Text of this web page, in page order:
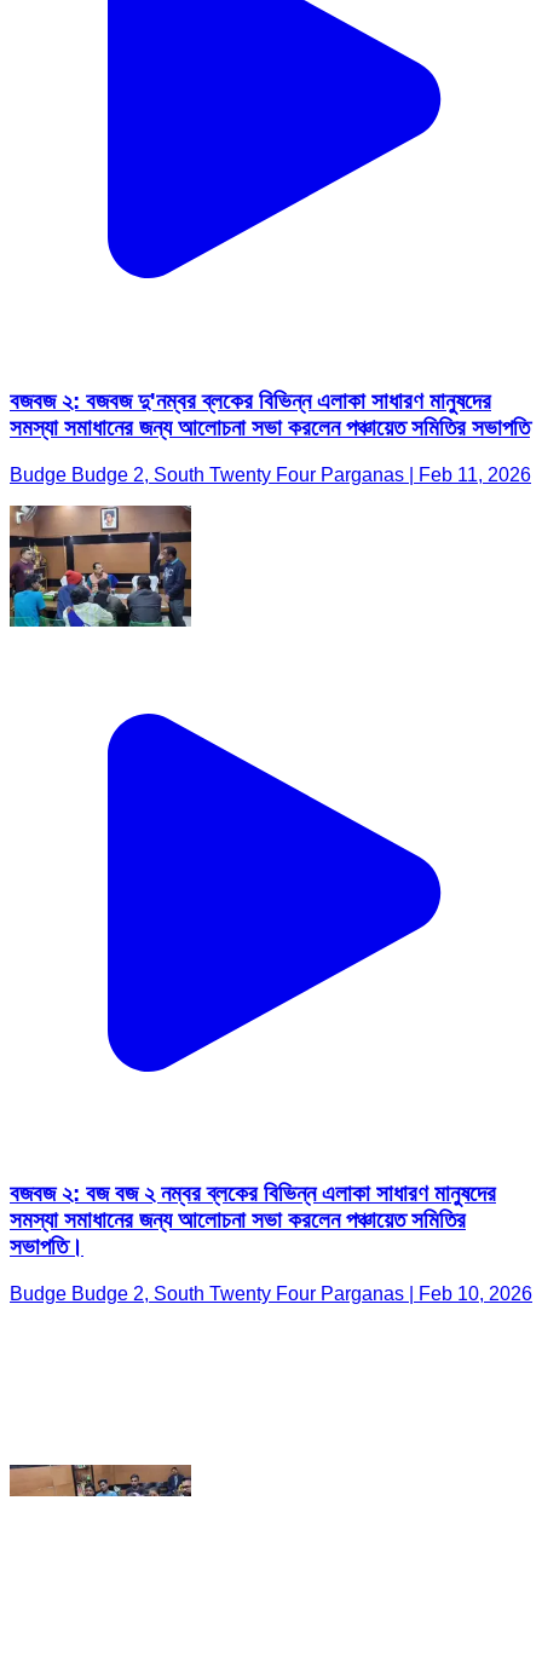
বজবজ ২: বজবজ দু'নম্বর ব্লকের বিভিন্ন এলাকা সাধারণ মানুষদের
বজবজ ২: বজ বজ ২ নম্বর ব্লকের বিভিন্ন এলাকা সাধারণ মানুষদের
সমস্যা সমাধানের জন্য আলোচনা সভা করলেন পঞ্চায়েত সমিতির